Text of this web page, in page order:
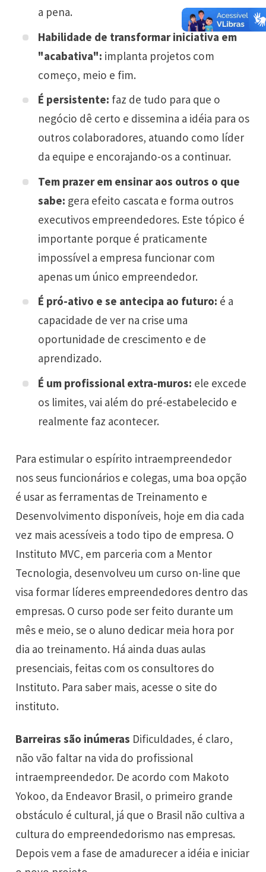
a pena.
Habilidade de transformar iniciativa em
"acabativa": implanta projetos com
começo, meio e fim.
É persistente: faz de tudo para que o
negócio dê certo e dissemina a idéia para os
outros colaboradores, atuando como líder
da equipe e encorajando-os a continuar.
Tem prazer em ensinar aos outros o que
sabe: gera efeito cascata e forma outros
executivos empreendedores. Este tópico é
importante porque é praticamente
impossível a empresa funcionar com
apenas um único empreendedor.
É pró-ativo e se antecipa ao futuro: é a
capacidade de ver na crise uma
oportunidade de crescimento e de
aprendizado.
É um profissional extra-muros: ele excede
os limites, vai além do pré-estabelecido e
realmente faz acontecer.
Para estimular o espírito intraempreendedor
nos seus funcionários e colegas, uma boa opção
é usar as ferramentas de Treinamento e
Desenvolvimento disponíveis, hoje em dia cada
vez mais acessíveis a todo tipo de empresa. O
Instituto MVC, em parceria com a Mentor
Tecnologia, desenvolveu um curso on-line que
visa formar líderes empreendedores dentro das
empresas. O curso pode ser feito durante um
mês e meio, se o aluno dedicar meia hora por
dia ao treinamento. Há ainda duas aulas
presenciais, feitas com os consultores do
Instituto. Para saber mais, acesse o site do
instituto.
Barreiras são inúmeras Dificuldades, é claro,
não vão faltar na vida do profissional
intraempreendedor. De acordo com Makoto
Yokoo, da Endeavor Brasil, o primeiro grande
obstáculo é cultural, já que o Brasil não cultiva a
cultura do empreendedorismo nas empresas.
Depois vem a fase de amadurecer a idéia e iniciar